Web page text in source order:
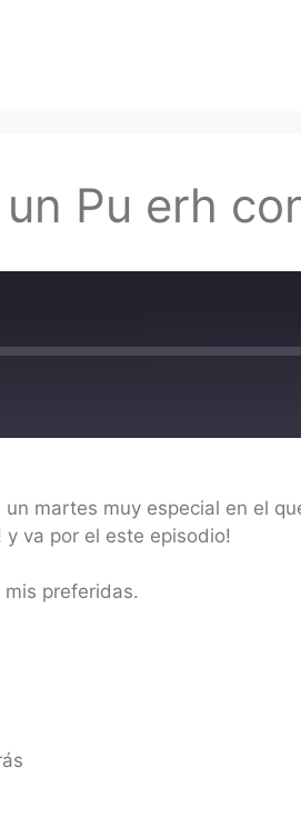
Pu erh
martes muy especial en el
y va por el este episodio!
preferidas.